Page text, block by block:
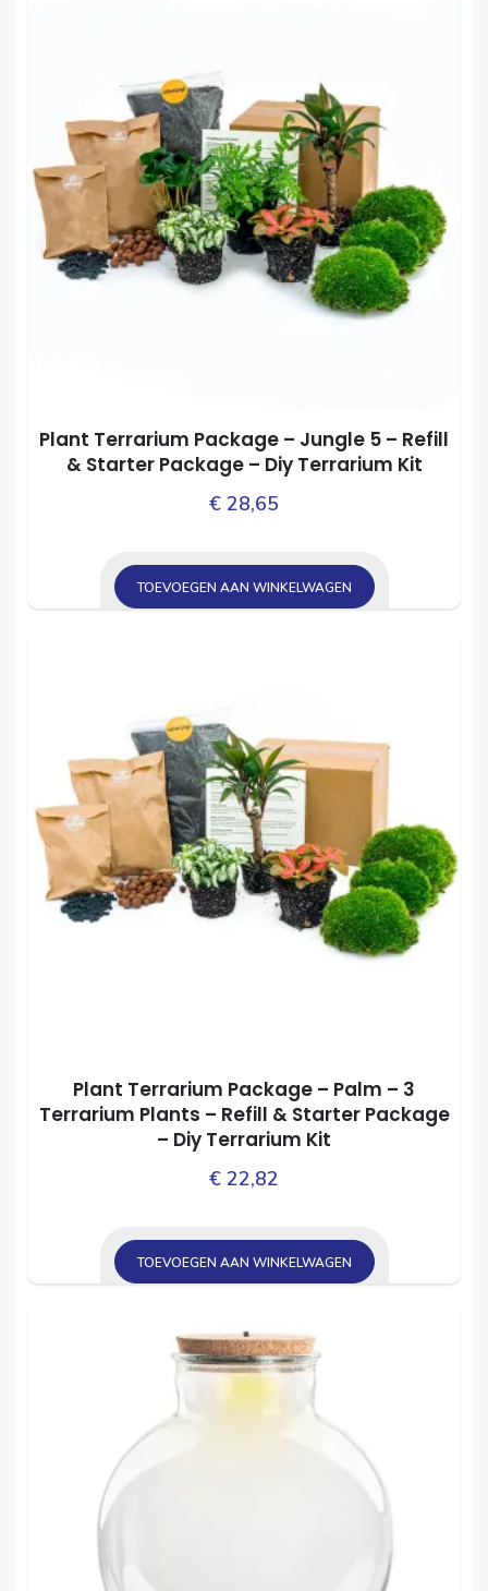
Plant Terrarium Package – Jungle 5 – Refill
& Starter Package – Diy Terrarium Kit
€ 28,65
TOEVOEGEN AAN WINKELWAGEN
Plant Terrarium Package – Palm – 3
Terrarium Plants – Refill & Starter Package
– Diy Terrarium Kit
€ 22,82
TOEVOEGEN AAN WINKELWAGEN